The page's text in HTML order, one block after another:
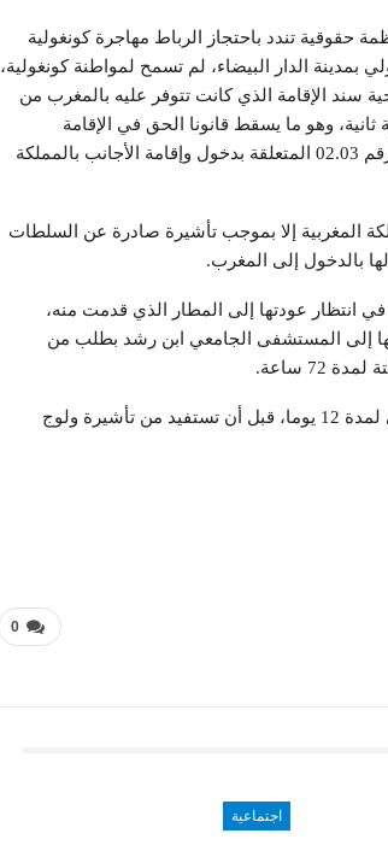
حقوقية تندد باحتجاز الرباط مهاجرة كونغولية
الدار البيضاء، لم تسمح لمواطنة كونغولية،
سند الإقامة الذي كانت تتوفر عليه بالمغرب من
وهو ما يسقط قانونا الحق في الإقامة
بالمغرب، عملا بمقتضيات المادة 19 من المرسوم التطبيقي للقانون رقم 02.03 المتعلقة بدخول وإقامة الأجانب بالمملكة
المغربية إلا بموجب تأشيرة صادرة عن السلطات
بالدخول إلى المغرب.
في انتظار عودتها إلى المطار الذي قدمت منه،
إلى المستشفى الجامعي ابن رشد بطلب من
ساعة.
وقد تم الاحتفاظ بالمعنية بالأمر رهن الاستشفاء بالمستشفى الجامعي لمدة 12 يوما، قبل أن تستفيد من تأشيرة ولوج
0
اجتماعية